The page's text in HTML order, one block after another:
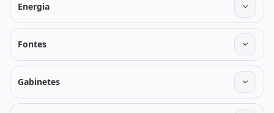
Energia
Fontes
Gabinetes